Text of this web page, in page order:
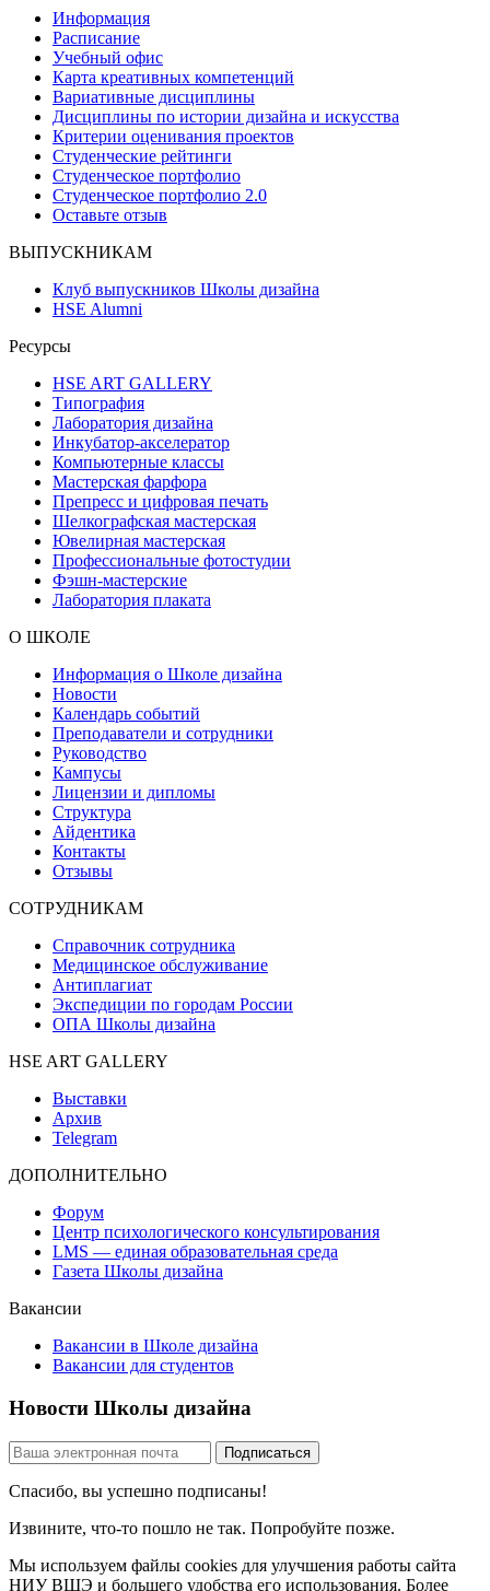
Информация
Расписание
Учебный офис
Карта креативных компетенций
Вариативные дисциплины
Дисциплины по истории дизайна и искусства
Критерии оценивания проектов
Студенческие рейтинги
Студенческое портфолио
Студенческое портфолио 2.0
Оставьте отзыв
ВЫПУСКНИКАМ
Клуб выпускников Школы дизайна
HSE Alumni
Ресурсы
HSE ART GALLERY
Типография
Лаборатория дизайна
Инкубатор-акселератор
Компьютерные классы
Мастерская фарфора
Препресс и цифровая печать
Шелкографская мастерская
Ювелирная мастерская
Профессиональные фотостудии
Фэшн-мастерские
Лаборатория плаката
О ШКОЛЕ
Информация о Школе дизайна
Новости
Календарь событий
Преподаватели и сотрудники
Руководство
Кампусы
Лицензии и дипломы
Структура
Айдентика
Контакты
Отзывы
СОТРУДНИКАМ
Справочник сотрудника
Медицинское обслуживание
Антиплагиат
Экспедиции по городам России
ОПА Школы дизайна
HSE ART GALLERY
Выставки
Архив
Telegram
ДОПОЛНИТЕЛЬНО
Форум
Центр психологического консультирования
LMS — единая образовательная среда
Газета Школы дизайна
Вакансии
Вакансии в Школе дизайна
Вакансии для студентов
Новости Школы дизайна
Спасибо, вы успешно подписаны!
Извините, что-то пошло не так. Попробуйте позже.
Мы используем файлы cookies для улучшения работы сайта
НИУ ВШЭ и большего удобства его использования. Более